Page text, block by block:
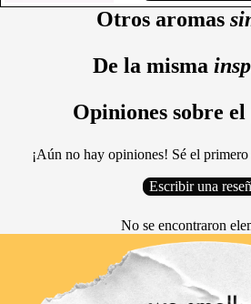
Otros aromas
De la misma
Opiniones sobre
¡Aún no hay opiniones! Sé el primero
Escribir una
No se encontraron